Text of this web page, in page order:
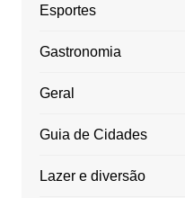
Esportes
Gastronomia
Geral
Guia de Cidades
Lazer e diversão